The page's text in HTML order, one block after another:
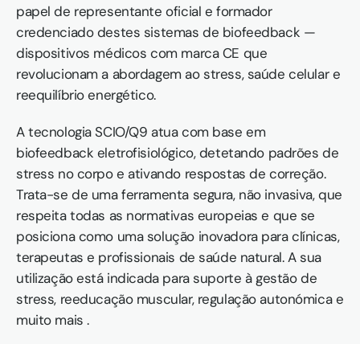
papel de representante oficial e formador
credenciado destes sistemas de biofeedback —
dispositivos médicos com marca CE que
revolucionam a abordagem ao stress, saúde celular e
reequilíbrio energético.
A tecnologia SCIO/Q9 atua com base em
biofeedback eletrofisiológico, detetando padrões de
stress no corpo e ativando respostas de correção.
Trata-se de uma ferramenta segura, não invasiva, que
respeita todas as normativas europeias e que se
posiciona como uma solução inovadora para clínicas,
terapeutas e profissionais de saúde natural. A sua
utilização está indicada para suporte à gestão de
stress, reeducação muscular, regulação autonómica e
muito mais .